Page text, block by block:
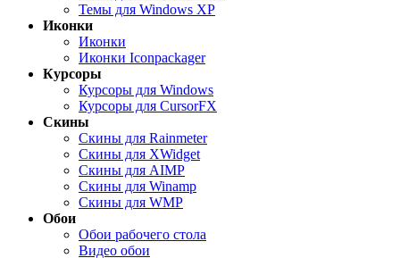
Темы для Windows XP
Иконки
Иконки
Иконки Iconpackager
Курсоры
Курсоры для Windows
Курсоры для CursorFX
Скины
Скины для Rainmeter
Скины для XWidget
Скины для AIMP
Скины для Winamp
Скины для WMP
Обои
Обои рабочего стола
Видео обои